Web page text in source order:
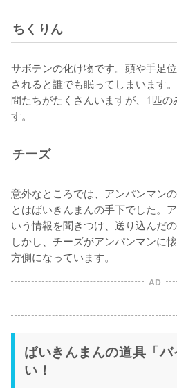
ちくりん
サボテンの化け物です。頭や手足
されると誰でも眠ってしまいます
間たちがたくさんいますが、1匹
す。
チーズ
意外なところでは、アンパンマン
とはばいきんまんの手下でした。
いう情報を聞きつけ、送り込んだ
しかし、チーズがアンパンマンに
方側になっています。
AD
ばいきんまんの道具「
い！